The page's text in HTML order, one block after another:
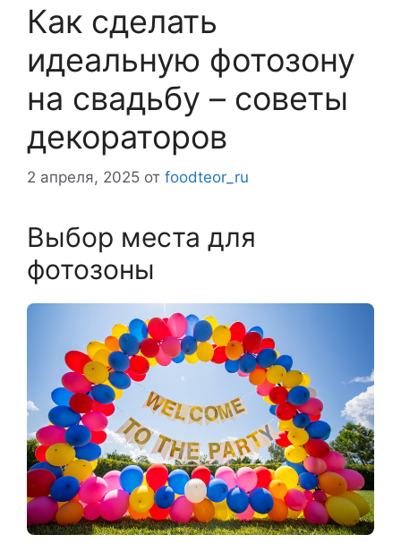
Как сделать
идеальную фотозону
на свадьбу – советы
декораторов
2 апреля, 2025 от foodteor_ru
Выбор места для
фотозоны